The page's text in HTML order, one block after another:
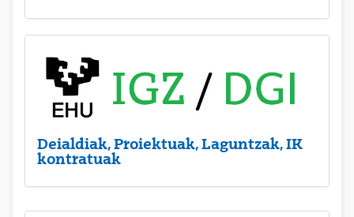
Deialdiak, Proiektuak, Laguntzak, IK
kontratuak